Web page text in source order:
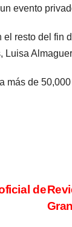
evento
resto del fin
Luisa
más de
de